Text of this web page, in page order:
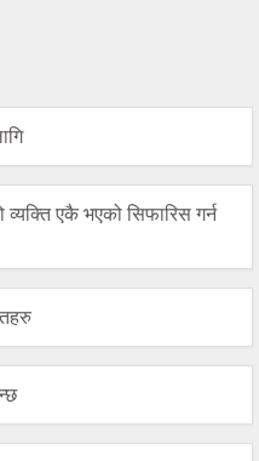
एकै भएको सिफारिस गर्न